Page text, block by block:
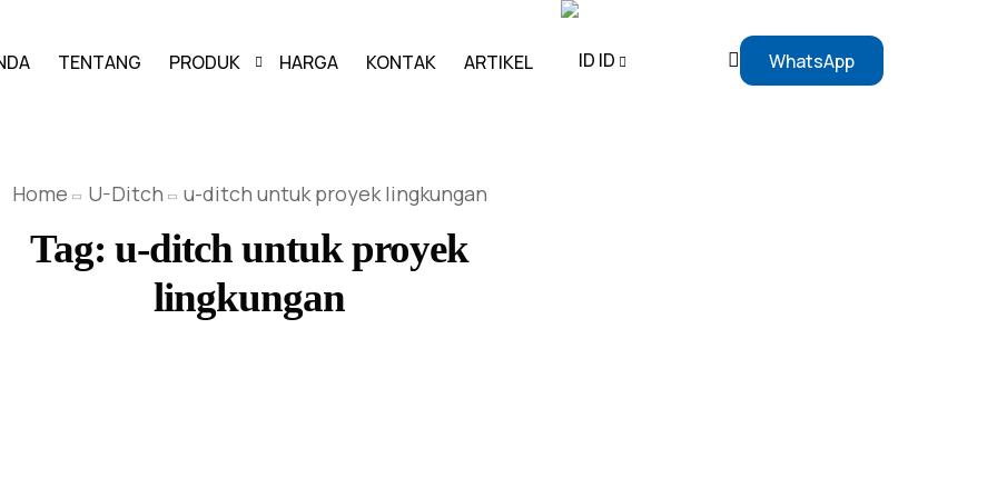
TENTANG PRODUK
PAVING BLOCK
GRASS BLOCK
BUIS BETON
HARGA KONTAK ARTIKEL ID WhatsApp
Home U-Ditch u-ditch untuk proyek lingkungan
Tag: u-ditch untuk proyek
lingkungan